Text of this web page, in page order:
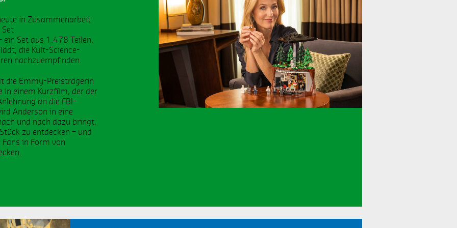
Marilyn Monroe The Beatles
LEGOSuperMario
Lena Terlutter
DeineLegoZeit
in Zusammenarbeit
ein Set aus 1.478 Teilen,
die Kult-Science-
nachzuempfinden.
die Emmy-Preisträgerin
in einem Kurzfilm, der der
an die FBI-
Anderson in eine
und nach dazu bringt,
zu entdecken – und
Fans in Form von